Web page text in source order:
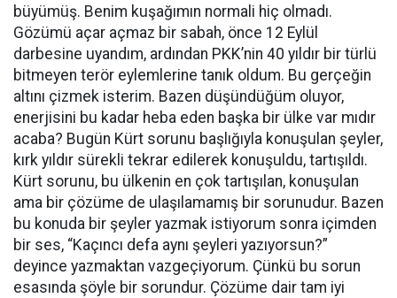
büyümüş. Benim kuşağımın normali hiç olmadı.
Gözümü açar açmaz bir sabah, önce 12 Eylül
darbesine uyandım, ardından PKK’nin 40 yıldır bir türlü
bitmeyen terör eylemlerine tanık oldum. Bu gerçeğin
altını çizmek isterim. Bazen düşündüğüm oluyor,
enerjisini bu kadar heba eden başka bir ülke var mıdır
acaba? Bugün Kürt sorunu başlığıyla konuşulan şeyler,
kırk yıldır sürekli tekrar edilerek konuşuldu, tartışıldı.
Kürt sorunu, bu ülkenin en çok tartışılan, konuşulan
ama bir çözüme de ulaşılamamış bir sorunudur. Bazen
bu konuda bir şeyler yazmak istiyorum sonra içimden
bir ses, “Kaçıncı defa aynı şeyleri yazıyorsun?”
deyince yazmaktan vazgeçiyorum. Çünkü bu sorun
esasında şöyle bir sorundur. Çözüme dair tam iyi